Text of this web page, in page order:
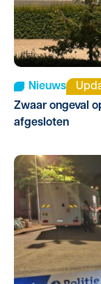
Nieuws
Zwaar ongeval
afgesloten